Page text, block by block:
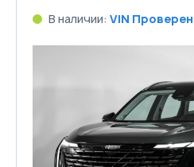
В наличии: VIN Проверен